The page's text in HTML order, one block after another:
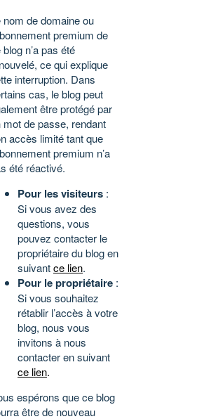
nom de domaine ou
premium de
n’a pas été
ce qui explique
interruption. Dans
cas, le blog peut
être protégé par
mot de passe, rendant
accès limité tant que
premium n’a
été réactivé.
Pour les visiteurs :
Si vous avez des
questions, vous
pouvez contacter le
propriétaire du blog en
suivantce lien.
Pour le propriétaire :
Si vous souhaitez
rétablir l’accès à votre
blog, nous vous
invitons à nous
contacter en suivant
ce lien.
espérons que ce blog
être de nouveau